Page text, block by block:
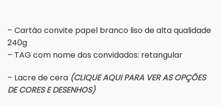
– Cartão convite papel branco liso de alta qualidade
240g
– TAG com nome dos convidados: retangular
– Lacre de cera (CLIQUE AQUI PARA VER AS OPÇÕES
DE CORES E DESENHOS)